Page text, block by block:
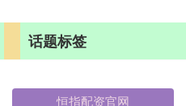
话题标签
恒指配资官网